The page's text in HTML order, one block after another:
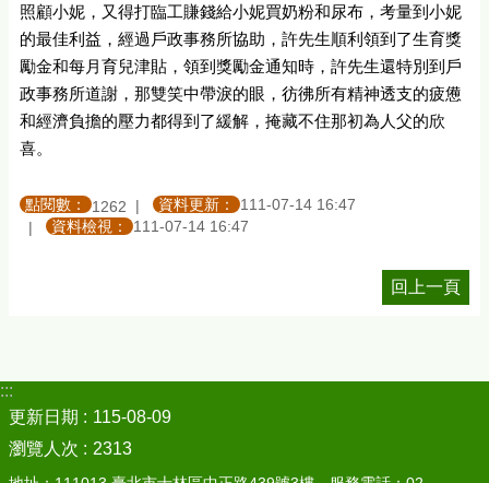
照顧小妮，又得打臨工賺錢給小妮買奶粉和尿布，考量到小妮
的最佳利益，經過戶政事務所協助，許先生順利領到了生育獎
勵金和每月育兒津貼，領到獎勵金通知時，許先生還特別到戶
政事務所道謝，那雙笑中帶淚的眼，彷彿所有精神透支的疲憊
和經濟負擔的壓力都得到了緩解，掩藏不住那初為人父的欣
喜。
點閱數： 1262 資料更新：
111-07-14 16:47
資料檢視：
111-07-14 16:47
回上一頁
:::
更新日期
115-08-09
瀏覽人次
2313